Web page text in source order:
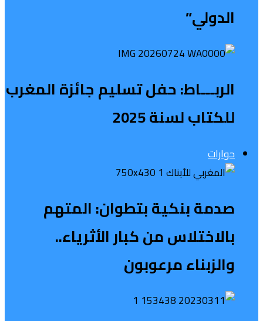
الدولي”
الربـــاط: حفل تسليم جائزة المغرب
للكتاب لسنة 2025
حوارات
صدمة بنكية بتطوان: المتهم
بالاختلاس من كبار الأثرياء..
والزبناء مرعوبون